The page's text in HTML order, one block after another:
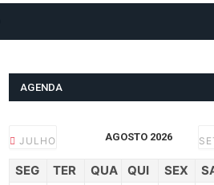
AGENDA
JULHO AGOSTO 2026
SEG TER QUA QUI SEX